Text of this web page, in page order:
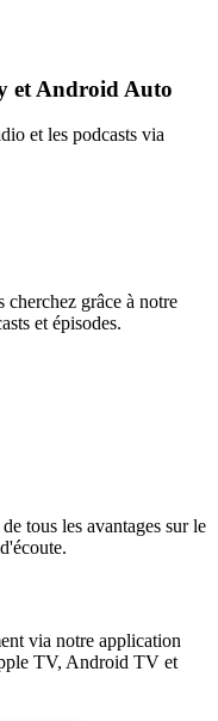
et Android Auto
et les podcasts via
grâce à notre
et épisodes.
tous les avantages sur le
via notre application
TV, Android TV et